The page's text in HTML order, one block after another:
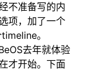
不准备写的内
项，加了一个
。
去年就体验
才开始。下面